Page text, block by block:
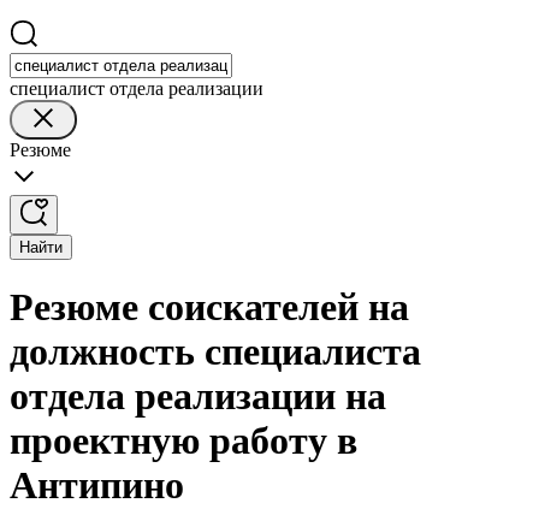
специалист отдела реализации
Резюме
Найти
Резюме соискателей на
должность специалиста
отдела реализации на
проектную работу в
Антипино